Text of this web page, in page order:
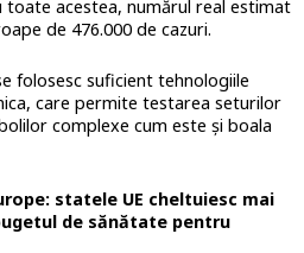
toate acestea, numărul real estimat
de 476.000 de cazuri.
folosesc suficient tehnologiile
care permite testarea seturilor
complexe cum este și boala
statele UE cheltuiesc mai
de sănătate pentru